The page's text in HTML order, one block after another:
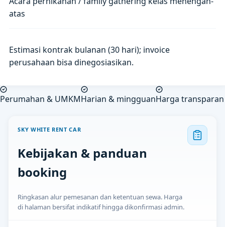
atas
Estimasi kontrak bulanan (30 hari); invoice
perusahaan bisa dinegosiasikan.
Perumahan & UMKMHarian & mingguanHarga transparan
SKY WHITE RENT CAR
Kebijakan & panduan
booking
Ringkasan alur pemesanan dan ketentuan sewa. Harga
di halaman bersifat indikatif hingga dikonfirmasi admin.